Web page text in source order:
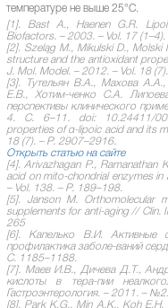
температуре не выше 25°С.
[1]. Bast A., Haenen G.R.
Biofactors. – 2003. – Vol. 17
[2]. Szeląg M., Mikulski D., Molski
structure and the antioxidant
J. Mol. Model. – 2012. – Vol. 18
[3]. Тутельян В.А., Махова
Е.В., Хотим-ченко С.А.
перспективы клинического
4. С. 6–11. doi: 10.24411/
properties of α-lipoic acid and its
18 (7). – P. 2907–2916.
Открыть статью на сайте
[4]. Arivazhagan P., Ramanathan
acid on mito-chondrial enzymes
– Vol. 138. – P. 189–198.
[5]. Janson M. Orthomolecular
supplements for anti-aging // Clin.
265
[6]. Капелько В.И. Активные
профилактика заболе-ваний
С. 1185–1188.
[7]. Маев И.В., Дичева Д.Т.,
кислоты в тера-пии
Гастроэнтерология. – 2011. – №2.
[8]. Park K.G., Min A.K., Koh